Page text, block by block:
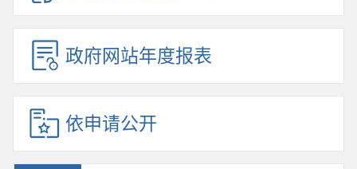
政府网站年度报表
依申请公开